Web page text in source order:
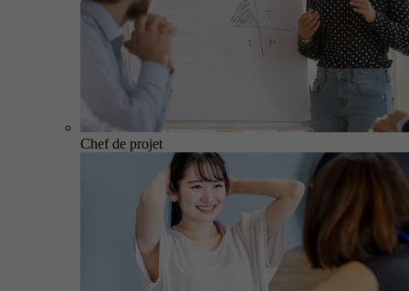
Chef de projet